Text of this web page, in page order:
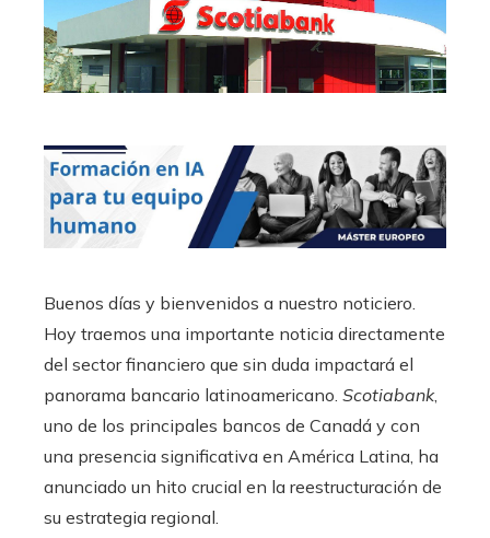
Buenos días y bienvenidos a nuestro noticiero.
Hoy traemos una importante noticia directamente
del sector financiero que sin duda impactará el
panorama bancario latinoamericano. Scotiabank,
uno de los principales bancos de Canadá y con
una presencia significativa en América Latina, ha
anunciado un hito crucial en la reestructuración de
su estrategia regional.